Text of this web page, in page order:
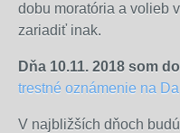
dobu moratória a volieb
zariadiť inak.
Dňa 10.11. 2018 som
trestné oznámenie na
V najbližších dňoch